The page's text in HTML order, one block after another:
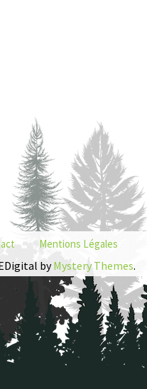
Mentions Légales
byMystery Themes.